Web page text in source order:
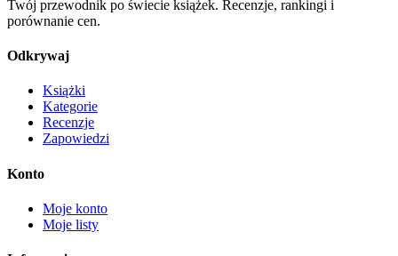
Twój przewodnik po świecie książek. Recenzje, rankingi i
porównanie cen.
Odkrywaj
Książki
Kategorie
Recenzje
Zapowiedzi
Konto
Moje konto
Moje listy